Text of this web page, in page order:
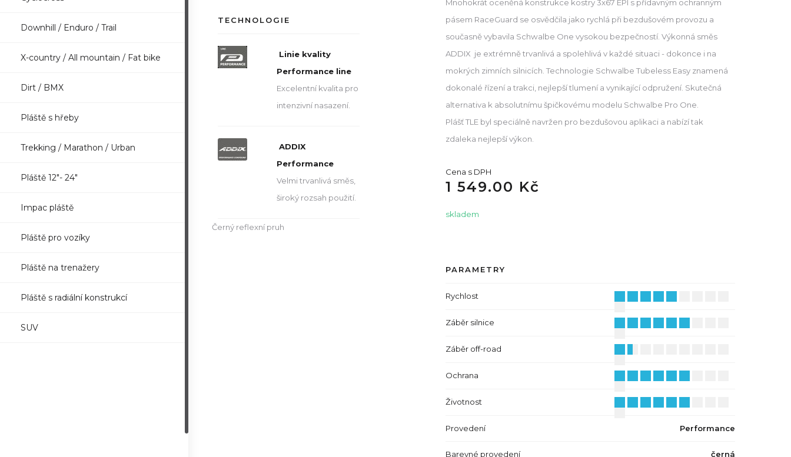
Downhill / Enduro / Trail
X-country / All mountain / Fat bike
Dirt / BMX
Pláště s hřeby
Trekking / Marathon / Urban
Pláště 12"- 24"
Impac pláště
Pláště pro vozíky
Pláště na trenažery
Pláště s radiální konstrukcí
SUV
Mnohokrát oceněná konstrukce kostry 3x67 EPI s přídavným ochranným
pásem RaceGuard se osvědčila jako rychlá při bezdušovém provozu a
současně vybavila Schwalbe One vysokou bezpečností. Výkonná směs
ADDIX je extrémně trvanlivá a spolehlivá v každé situaci - dokonce i na
mokrých zimních silnicích. Technologie Schwalbe Tubeless Easy znamená
dokonalé řízení a trakci, nejlepší tlumení a vynikající odpružení. Skutečná
alternativa k absolutnímu špičkovému modelu Schwalbe Pro One.
Plášť TLE byl speciálně navržen pro bezdušovou aplikaci a nabízí tak
zdaleka nejlepší výkon.
Cena s DPH
1 549.00 Kč
skladem
PARAMETRY
Rychlost
Záběr silnice
Záběr off-road
Ochrana
Životnost
Provedení Performance
Barevné provedení černá
TECHNOLOGIE
Linie kvality
Performance line
Excelentní kvalita pro
intenzivní nasazení.
ADDIX
Performance
Velmi trvanlivá směs,
široký rozsah použití.
Černý reflexní pruh